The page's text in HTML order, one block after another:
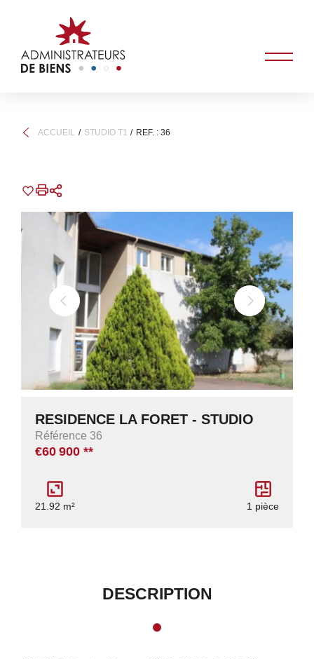
ACCUEIL STUDIO T1 REF. : 36
RESIDENCE LA FORET - STUDIO
Référence 36
€60 900 **
21.92 m² 1 pièce
DESCRIPTION